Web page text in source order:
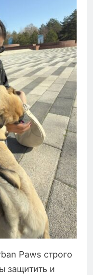
Paws строго
защитить и